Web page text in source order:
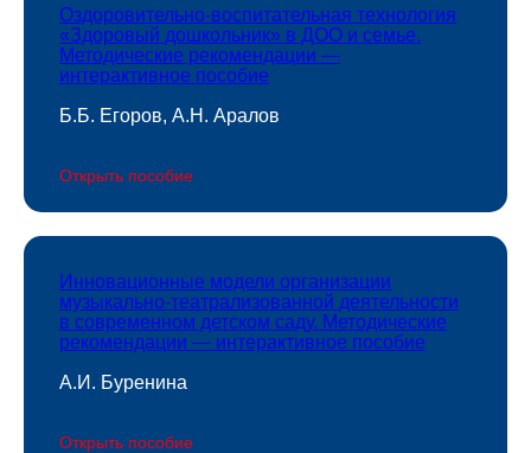
Оздоровительно-воспитательная технология
«Здоровый дошкольник» в ДОО и семье.
Методические рекомендации —
интерактивное пособие
Б.Б. Егоров, А.Н. Аралов
Открыть пособие
Инновационные модели организации
музыкально-театрализованной деятельности
в современном детском саду. Методические
рекомендации — интерактивное пособие
А.И. Буренина
Открыть пособие